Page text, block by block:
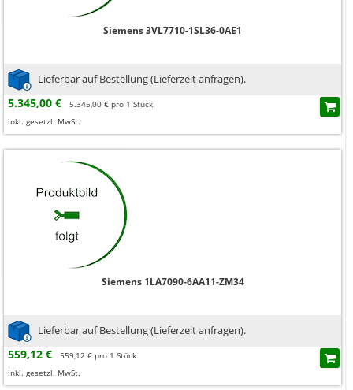
Siemens 3VL7710-1SL36-0AE1
Lieferbar auf Bestellung (Lieferzeit anfragen).
5.345,00 €
5.345,00 € pro 1 Stück
inkl. gesetzl. MwSt.
Siemens 1LA7090-6AA11-ZM34
Lieferbar auf Bestellung (Lieferzeit anfragen).
559,12 €
559,12 € pro 1 Stück
inkl. gesetzl. MwSt.